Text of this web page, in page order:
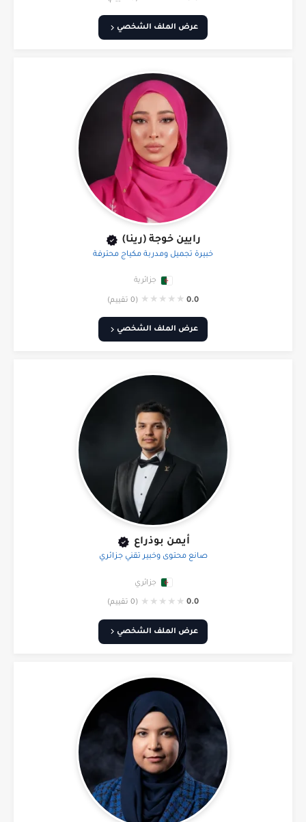
عرض الملف الشخصي
رايين خوجة (رينا)
خبيرة تجميل ومدربة مكياج محترفة
جزائرية
0.0
★
★
★
★
★ (0 تقييم)
عرض الملف الشخصي
أيمن بوذراع
صانع محتوى وخبير تقني جزائري
جزائري
0.0
★
★
★
★
★ (0 تقييم)
عرض الملف الشخصي